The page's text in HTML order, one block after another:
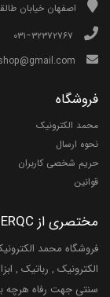
اصفهان خیابان
فروشگاه
محمد الکترونیک
نحوه ارسال
حریم شخصی کاربران
قوانین
مختصری از MERQC
فروشگاه محمد
الکترونیک , رباتیک ,
سنتی جهت رفاه هرچه